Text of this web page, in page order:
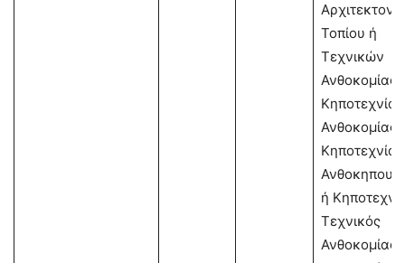
Τοπίου ή
Τεχνικών
Ανθοκομίας
Ανθοκομίας
ή
Τεχνικός
Ανθοκομίας